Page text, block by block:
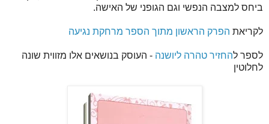
ביחס למצבה הנפשי וגם הגופני של האישה.
לקריאת הפרק הראשון מתוך הספר מרחקת נגיעה
לספר להחזיר טהרה ליושנה - העוסק בנושאים אלו מזווית שונה
לחלוטין